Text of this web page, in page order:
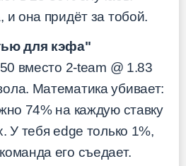
она придёт за тобой.
для кэфа"
вместо 2-team @ 1.83
Математика убивает:
74% на каждую ставку
У тебя edge только 1%,
его съедает.